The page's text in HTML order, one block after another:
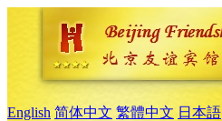
English 简体中文 繁體中文 日本語